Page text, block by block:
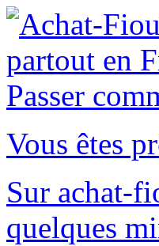
Passer
Vous êtes
Sur achat-
quelques